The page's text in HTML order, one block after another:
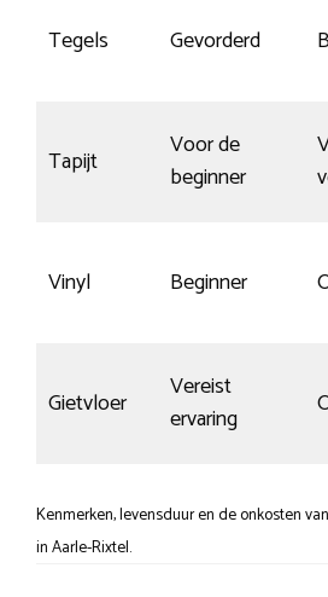
Tegels Gevorderd
Tapijt
Voor de
beginner
Vinyl Beginner
Gietvloer
Vereist
ervaring
Kenmerken, levensduur en de onkosten
in Aarle-Rixtel.